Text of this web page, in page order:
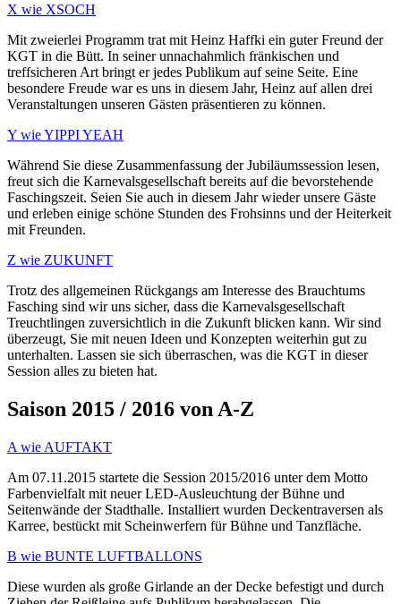
X wie XSOCH
Mit zweierlei Programm trat mit Heinz Haffki ein guter Freund der
KGT in die Bütt. In seiner unnachahmlich fränkischen und
treffsicheren Art bringt er jedes Publikum auf seine Seite. Eine
besondere Freude war es uns in diesem Jahr, Heinz auf allen drei
Veranstaltungen unseren Gästen präsentieren zu können.
Y wie YIPPI YEAH
Während Sie diese Zusammenfassung der Jubiläumssession lesen,
freut sich die Karnevalsgesellschaft bereits auf die bevorstehende
Faschingszeit. Seien Sie auch in diesem Jahr wieder unsere Gäste
und erleben einige schöne Stunden des Frohsinns und der Heiterkeit
mit Freunden.
Z wie ZUKUNFT
Trotz des allgemeinen Rückgangs am Interesse des Brauchtums
Fasching sind wir uns sicher, dass die Karnevalsgesellschaft
Treuchtlingen zuversichtlich in die Zukunft blicken kann. Wir sind
überzeugt, Sie mit neuen Ideen und Konzepten weiterhin gut zu
unterhalten. Lassen sie sich überraschen, was die KGT in dieser
Session alles zu bieten hat.
Saison 2015 / 2016 von A-Z
A wie AUFTAKT
Am 07.11.2015 startete die Session 2015/2016 unter dem Motto
Farbenvielfalt mit neuer LED-Ausleuchtung der Bühne und
Seitenwände der Stadthalle. Installiert wurden Deckentraversen als
Karree, bestückt mit Scheinwerfern für Bühne und Tanzfläche.
B wie BUNTE LUFTBALLONS
Diese wurden als große Girlande an der Decke befestigt und durch